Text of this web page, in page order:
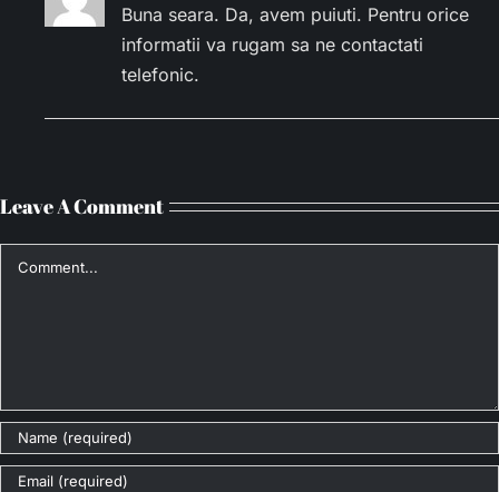
Buna seara. Da, avem puiuti. Pentru orice
informatii va rugam sa ne contactati
telefonic.
Leave A Comment
Comment